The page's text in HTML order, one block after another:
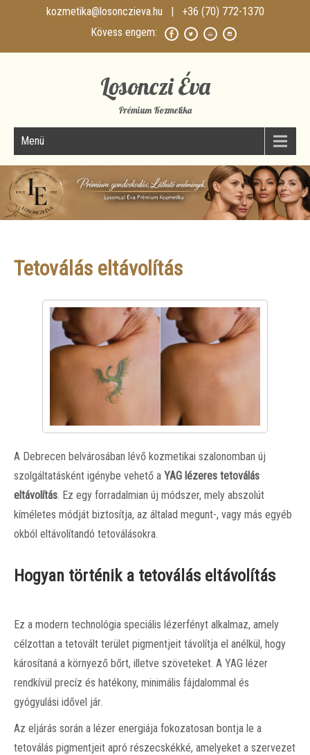
kozmetika@losonczieva.hu | +36 (70) 772-1370
Losonczi Éva
Prémium Kozmetika
Menü
Tetoválás eltávolítás
A Debrecen belvárosában lévő kozmetikai szalonomban új
szolgáltatásként igénybe vehető a YAG lézeres tetoválás
eltávolítás . Ez egy forradalmian új módszer, mely abszolút
kíméletes módját biztosítja, az általad megunt-, vagy más egyéb
okból eltávolítandó tetoválásokra.
Hogyan történik a tetoválás eltávolítás
Ez a modern technológia speciális lézerfényt alkalmaz, amely
célzottan a tetovált terület pigmentjeit távolítja el anélkül, hogy
károsítaná a környező bőrt, illetve szöveteket. A YAG lézer
rendkívül precíz és hatékony, minimális fájdalommal és
gyógyulási idővel jár.
Az eljárás során a lézer energiája fokozatosan bontja le a
tetoválás pigmentjeit apró részecskékké, amelyeket a szervezet